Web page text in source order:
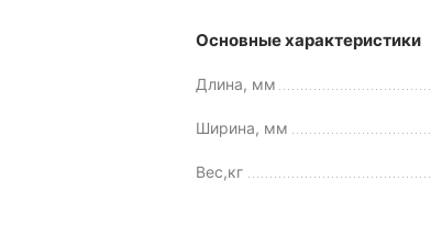
Основные характеристики
Длина, мм
Ширина, мм
Вес,кг